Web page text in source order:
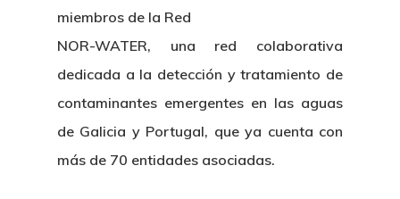
miembros de la Red
NOR-WATER, una red colaborativa
dedicada a la detección y tratamiento de
contaminantes emergentes en las aguas
de Galicia y Portugal, que ya cuenta con
más de 70 entidades asociadas.